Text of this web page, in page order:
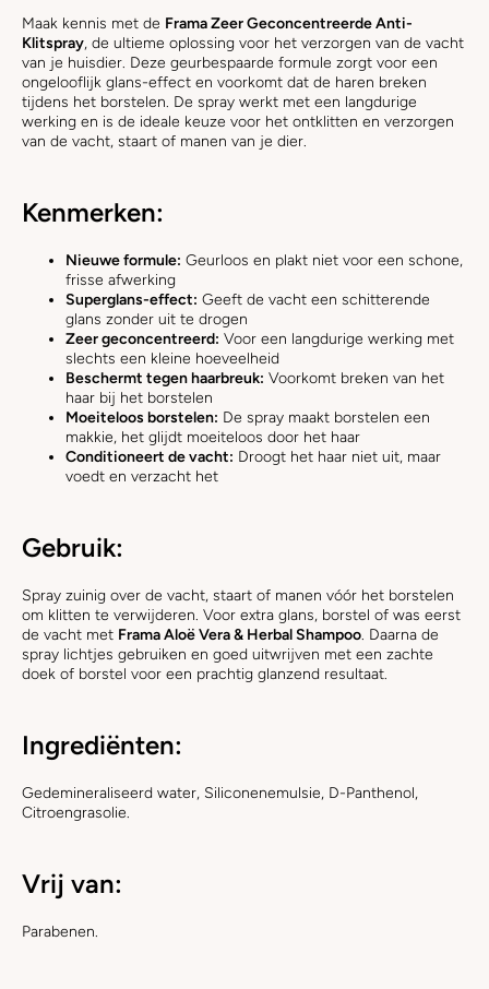
Maak kennis met de Frama Zeer Geconcentreerde Anti-
Klitspray, de ultieme oplossing voor het verzorgen van de vacht
van je huisdier. Deze geurbespaarde formule zorgt voor een
ongelooflijk glans-effect en voorkomt dat de haren breken
tijdens het borstelen. De spray werkt met een langdurige
werking en is de ideale keuze voor het ontklitten en verzorgen
van de vacht, staart of manen van je dier.
Kenmerken:
Nieuwe formule: Geurloos en plakt niet voor een schone,
frisse afwerking
Superglans-effect: Geeft de vacht een schitterende
glans zonder uit te drogen
Zeer geconcentreerd: Voor een langdurige werking met
slechts een kleine hoeveelheid
Beschermt tegen haarbreuk: Voorkomt breken van het
haar bij het borstelen
Moeiteloos borstelen: De spray maakt borstelen een
makkie, het glijdt moeiteloos door het haar
Conditioneert de vacht: Droogt het haar niet uit, maar
voedt en verzacht het
Gebruik:
Spray zuinig over de vacht, staart of manen vóór het borstelen
om klitten te verwijderen. Voor extra glans, borstel of was eerst
de vacht met Frama Aloë Vera & Herbal Shampoo. Daarna de
spray lichtjes gebruiken en goed uitwrijven met een zachte
doek of borstel voor een prachtig glanzend resultaat.
Ingrediënten:
Gedemineraliseerd water, Siliconenemulsie, D-Panthenol,
Citroengrasolie.
Vrij van:
Parabenen.